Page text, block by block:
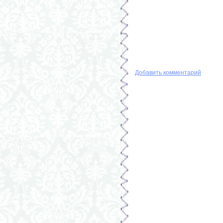
Добавить комментарий